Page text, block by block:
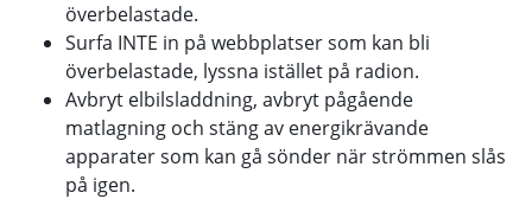
överbelastade.
Surfa INTE in på webbplatser som kan bli
överbelastade, lyssna istället på radion.
Avbryt elbilsladdning, avbryt pågående
matlagning och stäng av energikrävande
apparater som kan gå sönder när strömmen slås
på igen.